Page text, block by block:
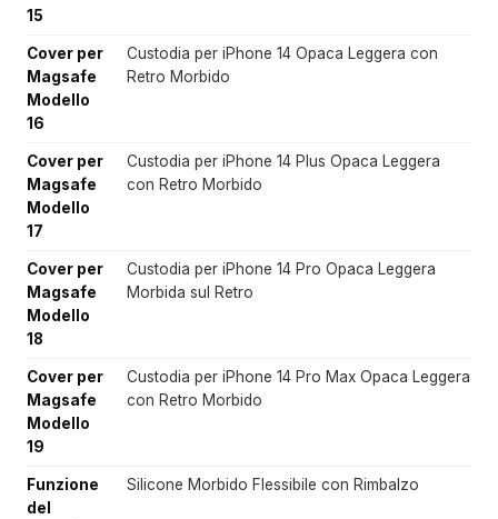
15
Cover per
Magsafe
Modello
16
Custodia per iPhone 14 Opaca Leggera con
Retro Morbido
Cover per
Magsafe
Modello
17
Custodia per iPhone 14 Plus Opaca Leggera
con Retro Morbido
Cover per
Magsafe
Modello
18
Custodia per iPhone 14 Pro Opaca Leggera
Morbida sul Retro
Cover per
Magsafe
Modello
19
Custodia per iPhone 14 Pro Max Opaca Leggera
con Retro Morbido
Funzione
del
Silicone Morbido Flessibile con Rimbalzo